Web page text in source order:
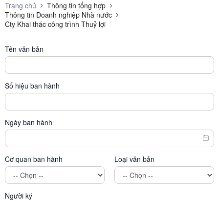
Trang chủ
Thông tin tổng hợp
Thông tin Doanh nghiệp Nhà nước
Cty Khai thác công trình Thuỷ lợi
Tên văn bản
Số hiệu ban hành
Ngày ban hành
Cơ quan ban hành Loại văn bản
Người ký